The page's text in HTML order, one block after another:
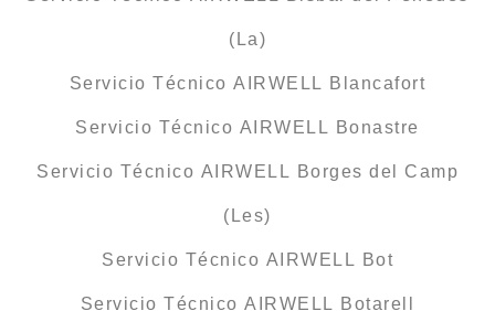
(La)
Servicio Técnico AIRWELL Blancafort
Servicio Técnico AIRWELL Bonastre
Servicio Técnico AIRWELL Borges del Camp
(Les)
Servicio Técnico AIRWELL Bot
Servicio Técnico AIRWELL Botarell